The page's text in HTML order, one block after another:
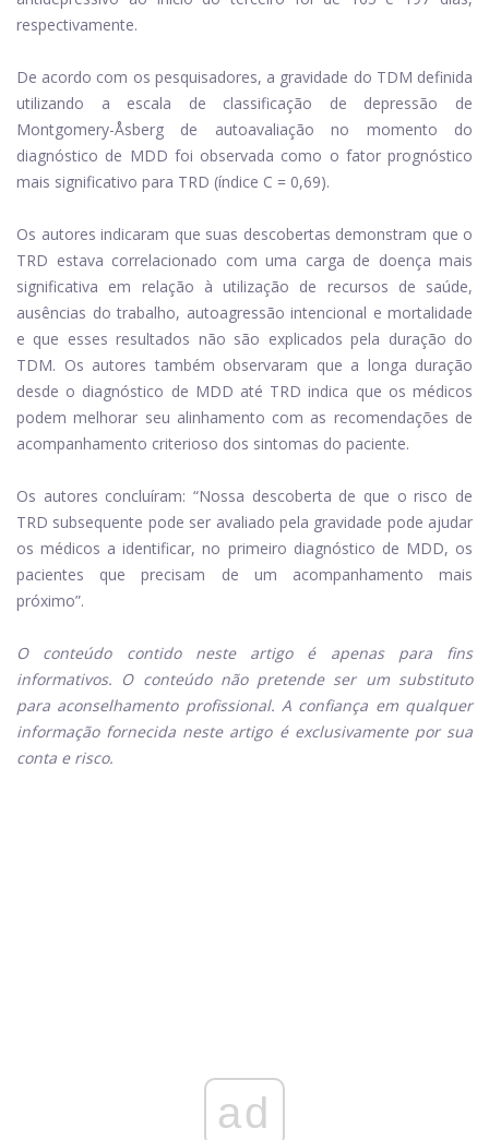
respectivamente.
De acordo com os pesquisadores, a gravidade do TDM definida
utilizando a escala de classificação de depressão de
Montgomery-Åsberg de autoavaliação no momento do
diagnóstico de MDD foi observada como o fator prognóstico
mais significativo para TRD (índice C = 0,69).
Os autores indicaram que suas descobertas demonstram que o
TRD estava correlacionado com uma carga de doença mais
significativa em relação à utilização de recursos de saúde,
ausências do trabalho, autoagressão intencional e mortalidade
e que esses resultados não são explicados pela duração do
TDM. Os autores também observaram que a longa duração
desde o diagnóstico de MDD até TRD indica que os médicos
podem melhorar seu alinhamento com as recomendações de
acompanhamento criterioso dos sintomas do paciente.
Os autores concluíram: “Nossa descoberta de que o risco de
TRD subsequente pode ser avaliado pela gravidade pode ajudar
os médicos a identificar, no primeiro diagnóstico de MDD, os
pacientes que precisam de um acompanhamento mais
próximo”.
O conteúdo contido neste artigo é apenas para fins
informativos. O conteúdo não pretende ser um substituto
para aconselhamento profissional. A confiança em qualquer
informação fornecida neste artigo é exclusivamente por sua
conta e risco.
ad